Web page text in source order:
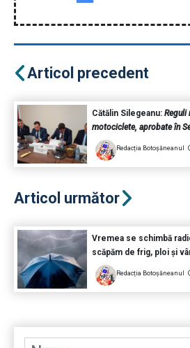
Articol precedent
Cătălin Silegeanu: Reguli
motociclete, aprobate în
Redacția Botoșăneanul
Articol următor
Vremea se schimbă
scăpăm de frig, ploi și
Redacția Botoșăneanul